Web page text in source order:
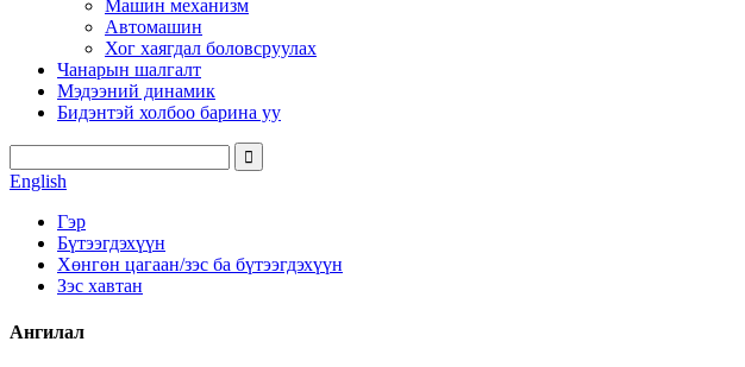
Машин механизм
Автомашин
Хог хаягдал боловсруулах
Чанарын шалгалт
Мэдээний динамик
Бидэнтэй холбоо барина уу
English
Гэр
Бүтээгдэхүүн
Хөнгөн цагаан/зэс ба бүтээгдэхүүн
Зэс хавтан
Ангилал